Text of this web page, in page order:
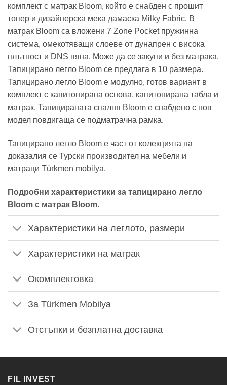
комплект с матрак Bloom, който е снабден с прошит
топер и дизайнерска мека дамаска Milky Fabric. В
матрак Bloom са вложени 7 Zone Pocket пружинна
система, омекотяващи слоеве от дунапрен с висока
плътност и DNS пяна. Може да се закупи и без матрака.
Тапицирано легло Bloom се предлага в 10 размера.
Тапицирано легло Bloom е модулно, готов вариант в
комплект с капитонирана основа, капитонирана табла и
матрак. Тапицираната спалня Bloom е снабдено с нов
модел повдигаща се подматрачна рамка.
Тапицирано легло Bloom е част от колекцията на
доказалия се Турски производител на мебели и
матраци Türkmen mobilya.
Подробни характеристики за тапицирано легло
Bloom с матрак Bloom.
Характеристики на леглото, размери
Характеристики на матрак
Окомплектовка
За Türkmen Mobilya
Отстъпки и безплатна доставка
FIL INVEST